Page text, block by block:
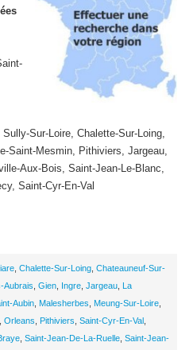
Sur-Loire, Chalette-Sur-Loing,
Saint-Mesmin, Pithiviers, Jargeau,
Aux-Bois, Saint-Jean-Le-Blanc,
Saint-Cyr-En-Val
Chalette-Sur-Loing Chateauneuf-Sur-
Aubrais Gien Ingre Jargeau La
Aubin Malesherbes Meung-Sur-Loire
Orleans Pithiviers Saint-Cyr-En-Val
Saint-Jean-De-La-Ruelle Saint-Jean-